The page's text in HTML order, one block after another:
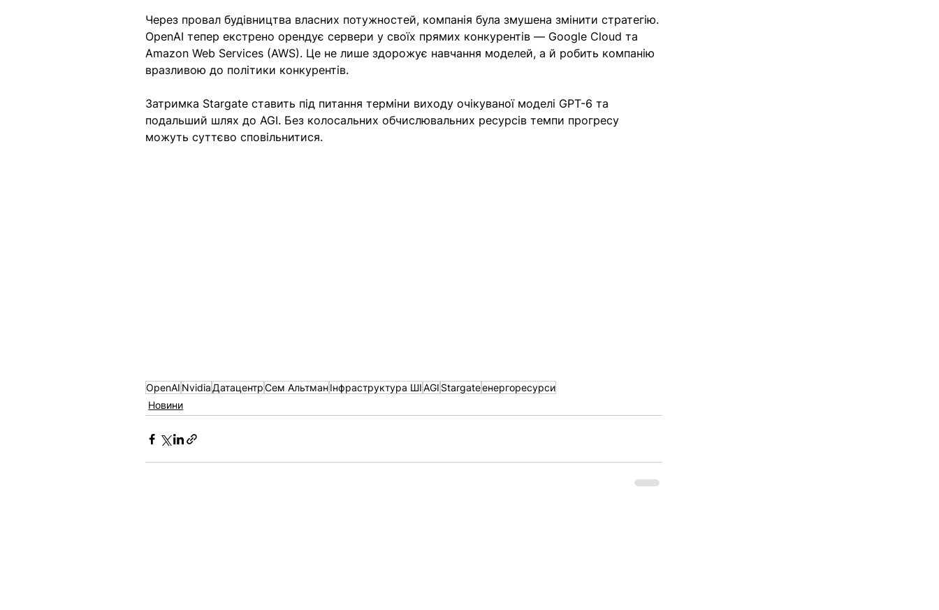
Через провал будівництва власних потужностей, компанія була змушена змінити стратегію.
OpenAI тепер екстрено орендує сервери у своїх прямих конкурентів — Google Cloud та
Amazon Web Services (AWS). Це не лише здорожує навчання моделей, а й робить компанію
вразливою до політики конкурентів.
Затримка Stargate ставить під питання терміни виходу очікуваної моделі GPT-6 та
подальший шлях до AGI. Без колосальних обчислювальних ресурсів темпи прогресу
можуть суттєво сповільнитися.
OpenAI Nvidia ДатацентрСем Альтман Інфраструктура ШІAGI Stargateенергоресурси
Новини